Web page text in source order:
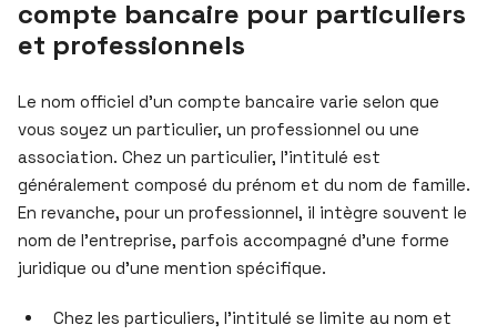
compte bancaire pour particuliers
et professionnels
Le nom officiel d’un compte bancaire varie selon que
vous soyez un particulier, un professionnel ou une
association. Chez un particulier, l’intitulé est
généralement composé du prénom et du nom de famille.
En revanche, pour un professionnel, il intègre souvent le
nom de l’entreprise, parfois accompagné d’une forme
juridique ou d’une mention spécifique.
Chez les particuliers, l’intitulé se limite au nom et